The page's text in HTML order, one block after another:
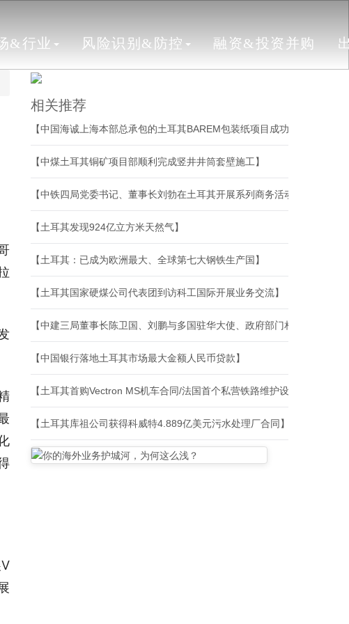
&行业 风险识别&防控 融资&投资并购
相关推荐
【中国海诚上海本部总承包的土耳其BAREM包装纸项目成功开机】
【中煤土耳其铜矿项目部顺利完成竖井井筒套壁施工】
【中铁四局党委书记、董事长刘勃在土耳其开展系列商务活动】
【土耳其发现924亿立方米天然气】
【土耳其：已成为欧洲最大、全球第七大钢铁生产国】
【土耳其国家硬煤公司代表团到访科工国际开展业务交流】
【中建三局董事长陈卫国、刘鹏与多国驻华大使、政府部门相关负责人、
【中国银行落地土耳其市场最大金额人民币贷款】
【土耳其首购Vectron MS机车合同/法国首个私营铁路维护设施建设合同/
【土耳其库祖公司获得科威特4.889亿美元污水处理厂合同】